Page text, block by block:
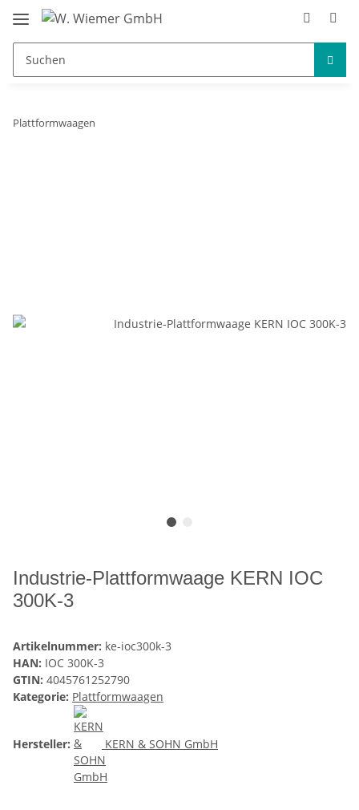
Plattformwaagen
Industrie-Plattformwaage KERN IOC
300K-3
Artikelnummer: ke-ioc300k-3
HAN: IOC 300K-3
GTIN: 4045761252790
Kategorie: Plattformwaagen
Hersteller: KERN & SOHN GmbH